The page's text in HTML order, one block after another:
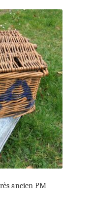
ancien PM